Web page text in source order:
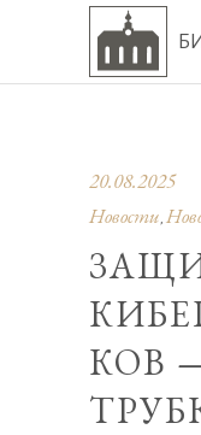
20.08.2025
Новости,
КОВ